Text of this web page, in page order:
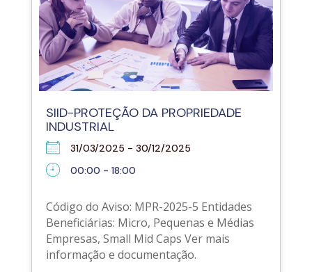
SIID-PROTEÇÃO DA PROPRIEDADE
INDUSTRIAL
31/03/2025 - 30/12/2025
00:00 - 18:00
Código do Aviso: MPR-2025-5 Entidades
Beneficiárias: Micro, Pequenas e Médias
Empresas, Small Mid Caps Ver mais
informação e documentação.